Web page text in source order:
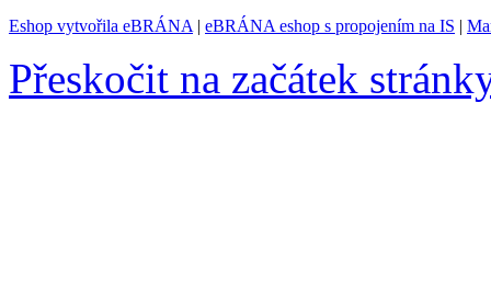
Eshop vytvořila eBRÁNA | eBRÁNA eshop s propojením na IS |
Přeskočit na začátek